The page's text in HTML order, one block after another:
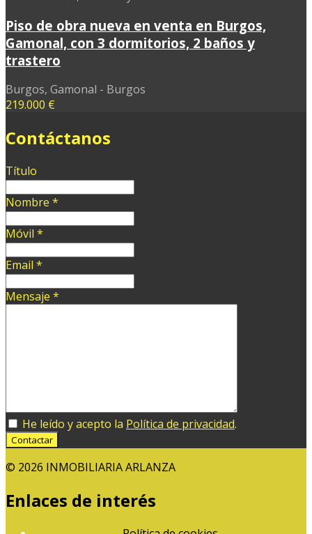
Piso de obra nueva en venta en Burgos,
Gamonal, con 3 dormitorios, 2 baños y
trastero
Burgos, Gamonal - Burgos
219.000 €
Contáctanos
Título
Nombre *
Móvil *
Email *
Mensaje *
He leído y acepto la Política de privacidad.
Contactar
© 2026 INMOBILIARIA ARLANZA
Enlaces de interés